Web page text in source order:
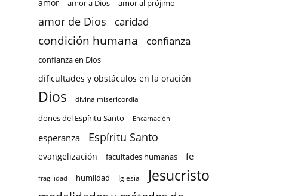
amor amor a Dios amor al prójimo
amor de Dios caridad
condición humana confianza
confianza en Dios
dificultades y obstáculos en la oración
Dios divina misericordia
dones del Espíritu Santo Encarnación
esperanza Espíritu Santo
evangelización facultades humanas fe
fragilidad humildad Iglesia Jesucristo